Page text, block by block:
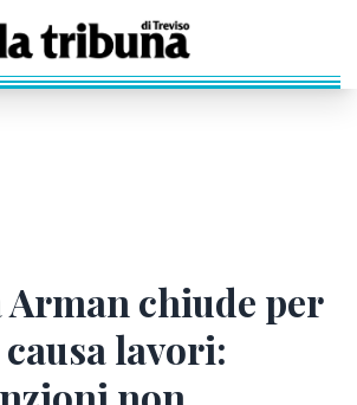
Arman chiude per
lavori: